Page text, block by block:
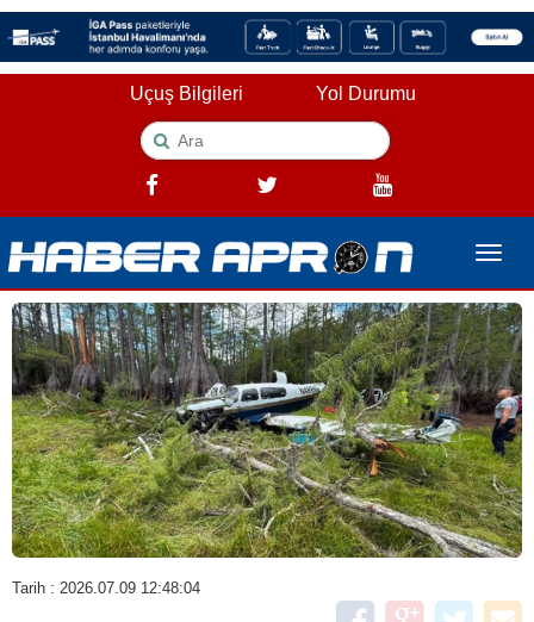
Uçuş Bilgileri Yol Durumu
Toggle
Tarih : 2026.07.09 12:48:04